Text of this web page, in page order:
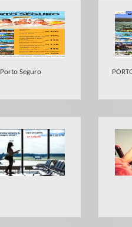
Porto Seguro